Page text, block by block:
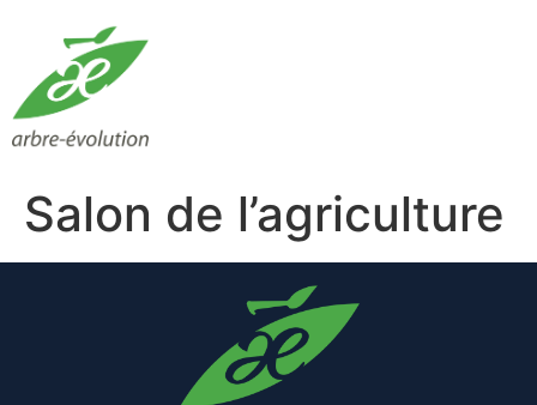
Salon de l’agriculture